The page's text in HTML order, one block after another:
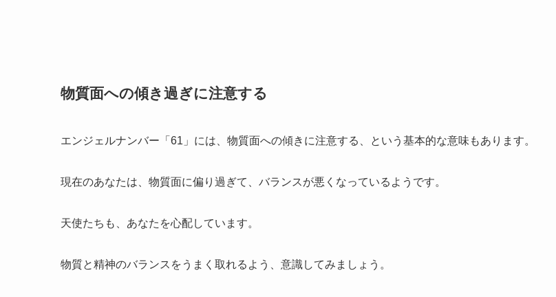
物質面への傾き過ぎに注意する
エンジェルナンバー「61」には、物質面への傾きに注意する、という基本的な意味もあります。
現在のあなたは、物質面に偏り過ぎて、バランスが悪くなっているようです。
天使たちも、あなたを心配しています。
物質と精神のバランスをうまく取れるよう、意識してみましょう。